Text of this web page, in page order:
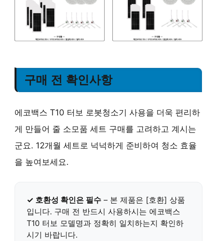
구매 전 확인사항
에코백스 T10 터보 로봇청소기 사용을 더욱 편리하
게 만들어 줄 소모품 세트 구매를 고려하고 계시는
군요. 12개월 세트로 넉넉하게 준비하여 청소 효율
을 높여보세요.
✓ 호환성 확인은 필수 – 본 제품은 [호환] 상품
입니다. 구매 전 반드시 사용하시는 에코백스
T10 터보 모델명과 정확히 일치하는지 확인하
시기 바랍니다.